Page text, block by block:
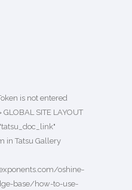
is not entered
SITE LAYOUT
in Tatsu Gallery
oshine-
base/how-to-use-